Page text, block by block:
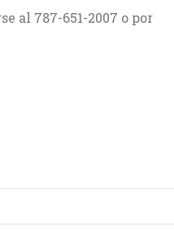
al 787-651-2007 o por